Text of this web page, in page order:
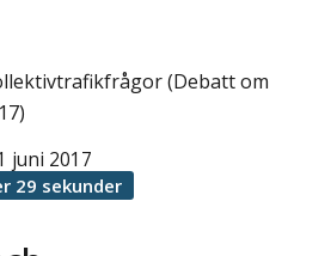
(Debatt om
juni 2017
29 sekunder